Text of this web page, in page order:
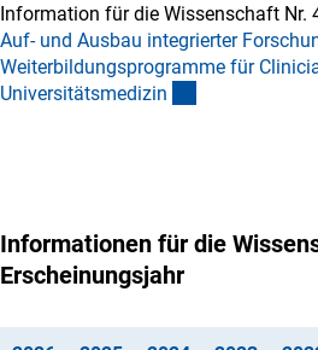
Information für die Wissenschaft Nr.
Auf- und Ausbau integrierter
Weiterbildungsprogramme für
Universitätsmedizin
Informationen für die
Erscheinungsjahr